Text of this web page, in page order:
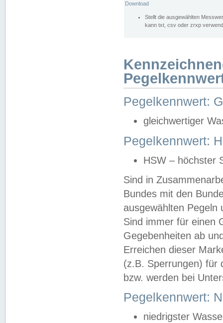
Download
Stellt die ausgewählten
kann txt, csv oder zrxp
Pegelkennwert:
gleichwertiger
Pegelkennwert:
HSW – höchster
Sind in
Bundes mit den
ausgewählten
Sind immer für einen
Gegebenheiten ab
Erreichen dieser
(z.B. Sperrungen) für
bzw. werden bei
Pegelkennwert:
niedrigster